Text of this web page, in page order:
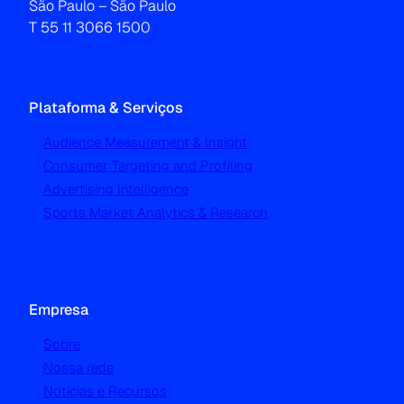
São Paulo – São Paulo
T 55 11 3066 1500
Plataforma & Serviços
Audience Measurement & Insight
Consumer Targeting and Profiling
Advertising Intelligence
Sports Market Analytics & Research
Empresa
Sobre
Nossa rede
Notícias e Recursos